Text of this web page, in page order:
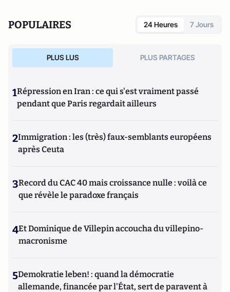
sociétés ouvertes(Editions du Toucan),La statégie de
Projet: La stratégie de conquête et d'infiltration des frères
musulmans en France et dans le monde(Editions de
L'Artilleur).
POPULAIRES 24 Heures 7 Jours
PLUS LUS PLUS PARTAGES
1Répression en Iran : ce qui s'est vraiment passé
pendant que Paris regardait ailleurs
2Immigration : les (très) faux-semblants européens
après Ceuta
3Record du CAC 40 mais croissance nulle : voilà ce
que révèle le paradoxe français
4Et Dominique de Villepin accoucha du villepino-
macronisme
5Demokratie leben! : quand la démocratie
allemande, financée par l'État, sert de paravent à